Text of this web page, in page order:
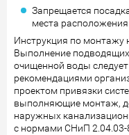
Запрещается
места
Инструкция по монтажу
Выполнение
очищенной воды
рекомендациями
проектом привязки
выполняющие монтаж,
наружных
с нормами СНиП 2.04.03-